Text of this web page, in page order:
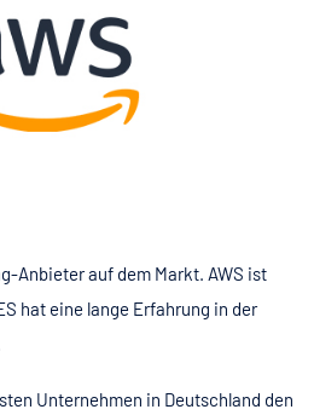
Anbieter auf dem Markt. AWS ist
hat eine lange Erfahrung in der
Unternehmen in Deutschland den